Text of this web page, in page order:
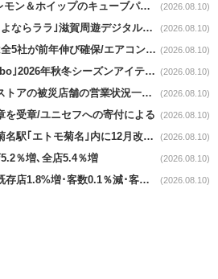
セブン-イレブンnews｜｢レモン＆ホイップのキューブパン｣8/11発売 (2026.08.10)
平和堂news｜石山店が｢さよならララ｣滋賀周遊デジタルラリースポットに選定 (2026.08.10)
家電チェーンnews｜7月は全5社が前年伸び確保/エアコン､テレビが好調 (2026.08.10)
良品計画news｜｢MUJI Labo｣2026年秋冬シーズンアイテム発売 (2026.08.10)
熊本地震news｜チェーンストアの被災店舗の営業状況一覧(8/10時点) (2026.08.10)
を受章/ユニセフへの寄付による (2026.08.10)
東急ストアnews｜東横線菊名駅｢エトモ菊名｣内に12月改装オープン (2026.08.10)
％増､全店5.4％増 (2026.08.10)
マミーマートnews｜７月既存店1.8%増･客数0.1％減･客単価1.9％増 (2026.08.10)